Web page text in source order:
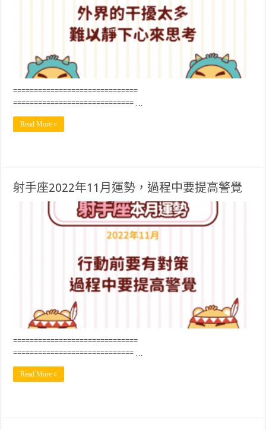
==============================
============================= …
Read More »
射手座2022年11月運勢，過程中要提高警覺
==============================
============================= …
Read More »